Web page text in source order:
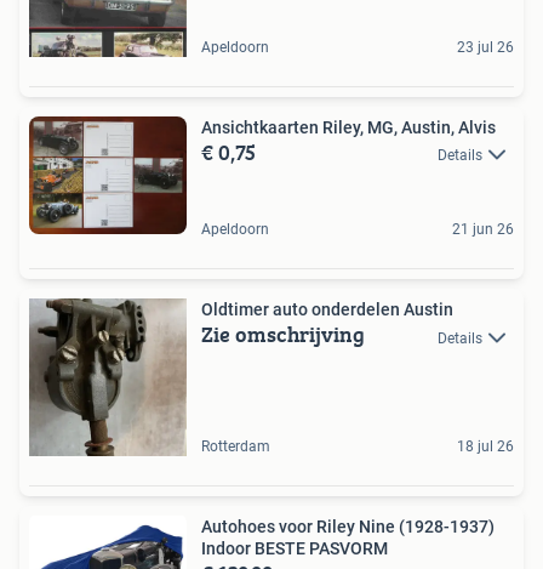
Apeldoorn 23 jul 26
Ansichtkaarten Riley, MG, Austin, Alvis
€ 0,75 Details
Apeldoorn 21 jun 26
Oldtimer auto onderdelen Austin
Zie omschrijving Details
Rotterdam 18 jul 26
Autohoes voor Riley Nine (1928-1937)
Indoor BESTE PASVORM